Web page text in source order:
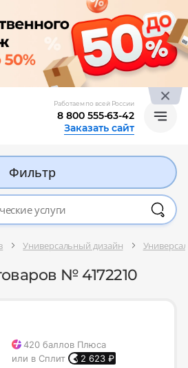
Работаем по всей России
8 800 555-63-42
Заказать сайт
Фильтр
Универсальный дизайн
№ 4172210
420баллов Плюса
или в Сплит
2 623₽